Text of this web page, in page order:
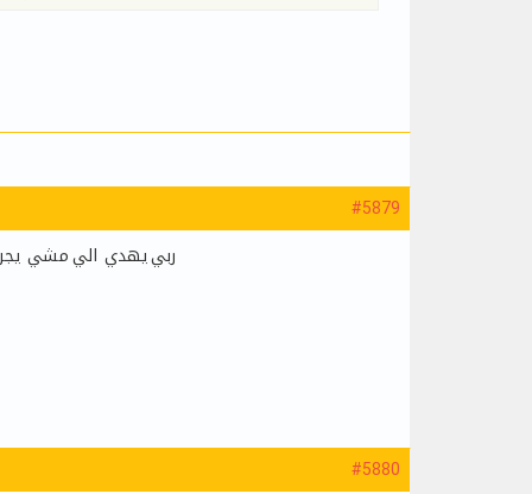
#5879
ربي يهدي الي مشي يجري
#5880